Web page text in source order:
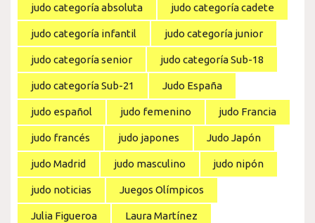
judo categoría absoluta judo categoría cadete
judo categoría infantil judo categoría junior
judo categoría senior judo categoría Sub-18
judo categoría Sub-21 Judo España
judo español judo femenino judo Francia
judo francés judo japones Judo Japón
judo Madrid judo masculino judo nipón
judo noticias Juegos Olímpicos
Julia Figueroa Laura Martínez